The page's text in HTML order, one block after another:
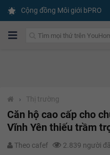
Cộng đồng Môi giới bPRO
› Thị trường
Căn hộ cao cấp cho
Vĩnh Yên thiếu trầm
Theo cafef 2.839 người